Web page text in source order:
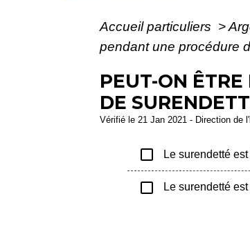
Accueil particuliers >
pendant une procédure
PEUT-ON
DE
Vérifié le 21 Jan 2021 - Direction de
check_box_outline_blank Le surendetté
check_box_outline_blank Le surendetté